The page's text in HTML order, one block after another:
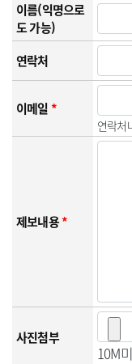
이름(익명으로
도 가능)
연락처
이메일*
연락처
제보내용*
사진첨부
10M